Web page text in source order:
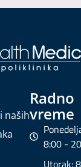
naših
Radno
vreme
8:00 -
Utorak: